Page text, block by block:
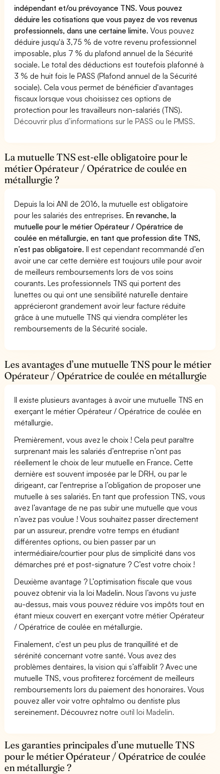
indépendant et/ou prévoyance TNS. Vous pouvez
déduire les cotisations que vous payez de vos revenus
professionnels, dans une certaine limite.Vous pouvez
déduire jusqu'à 3,75 % de votre revenu professionnel
imposable, plus 7 % du plafond annuel de la Sécurité
sociale. Le total des déductions est toutefois plafonné à
3 % de huit fois le PASS (Plafond annuel de la Sécurité
sociale). Cela vous permet de bénéficier d'avantages
fiscaux lorsque vous choisissez ces options de
protection pour les travailleurs non-salariés (TNS).
Découvrir plus d’informations sur le PASS ou le PMSS.
La mutuelle TNS est-elle obligatoire pour le
métier Opérateur / Opératrice de coulée en
métallurgie ?
Depuis la loi ANI de 2016, la mutuelle est obligatoire
pour les salariés des entreprises. En revanche, la
mutuelle pour le métier Opérateur / Opératrice de
coulée en métallurgie, en tant que profession dite TNS,
n’est pas obligatoire.Il est cependant recommandé d’en
avoir une car cette dernière est toujours utile pour avoir
de meilleurs remboursements lors de vos soins
courants. Les professionnels TNS qui portent des
lunettes ou qui ont une sensibilité naturelle dentaire
apprécieront grandement avoir leur facture réduite
grâce à une mutuelle TNS qui viendra compléter les
remboursements de la Sécurité sociale.
Les avantages d’une mutuelle TNS pour le métier
Opérateur / Opératrice de coulée en métallurgie
Il existe plusieurs avantages à avoir une mutuelle TNS en
exerçant le métier Opérateur / Opératrice de coulée en
métallurgie.
Premièrement, vous avez le choix ! Cela peut paraître
surprenant mais les salariés d’entreprise n’ont pas
réellement le choix de leur mutuelle en France. Cette
dernière est souvent imposée par le DRH, ou par le
dirigeant, car l'entreprise a l’obligation de proposer une
mutuelle à ses salariés. En tant que profession TNS, vous
avez l’avantage de ne pas subir une mutuelle que vous
n’avez pas voulue ! Vous souhaitez passer directement
par un assureur, prendre votre temps en étudiant
différentes options, ou bien passer par un
intermédiaire/courtier pour plus de simplicité dans vos
démarches pré et post-signature ? C’est votre choix !
Deuxième avantage ? L’optimisation fiscale que vous
pouvez obtenir via la loi Madelin. Nous l’avons vu juste
au-dessus, mais vous pouvez réduire vos impôts tout en
étant mieux couvert en exerçant votre métier Opérateur
/ Opératrice de coulée en métallurgie.
Finalement, c'est un peu plus de tranquillité et de
sérénité concernant votre santé. Vous avez des
problèmes dentaires, la vision qui s’affaiblit ? Avec une
mutuelle TNS, vous profiterez forcément de meilleurs
remboursements lors du paiement des honoraires. Vous
pouvez aller voir votre ophtalmo ou dentiste plus
sereinement. Découvrez notre outil loi Madelin.
Les garanties principales d’une mutuelle TNS
pour le métier Opérateur / Opératrice de coulée
en métallurgie ?